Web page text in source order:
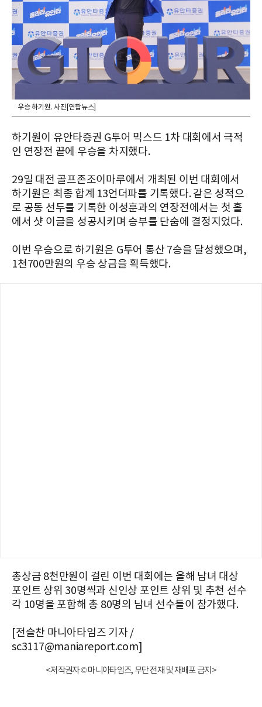
우승 하기원. 사진[연합뉴스]
하기원이 유안타증권 G투어 믹스드 1차 대회에서 극적
인 연장전 끝에 우승을 차지했다.
29일 대전 골프존조이마루에서 개최된 이번 대회에서
하기원은 최종 합계 13언더파를 기록했다. 같은 성적으
로 공동 선두를 기록한 이성훈과의 연장전에서는 첫 홀
에서 샷 이글을 성공시키며 승부를 단숨에 결정지었다.
이번 우승으로 하기원은 G투어 통산 7승을 달성했으며,
1천700만원의 우승 상금을 획득했다.
총상금 8천만원이 걸린 이번 대회에는 올해 남녀 대상
포인트 상위 30명씩과 신인상 포인트 상위 및 추천 선수
각 10명을 포함해 총 80명의 남녀 선수들이 참가했다.
[전슬찬 마니아타임즈 기자 /
sc3117@maniareport.com]
<저작권자 © 마니아타임즈, 무단 전재 및 재배포 금지>